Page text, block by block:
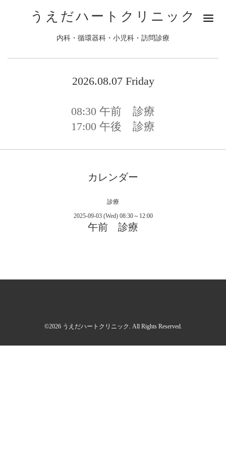
うえだハートクリニック
内科・循環器科・小児科・訪問診療
2026.08.07 Friday
08:30 午前 診療
17:00 午後 診療
カレンダー
診療
2025-09-03 (Wed) 08:30～12:00
午前 診療
©2026 うえだハートクリニック . All Rights Reserved.